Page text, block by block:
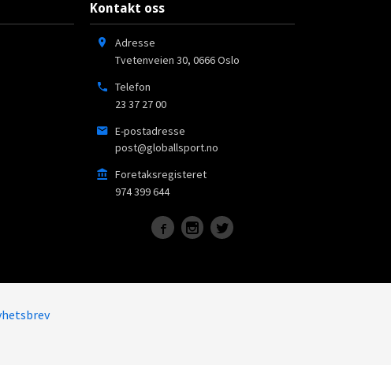
Kontakt oss
Adresse
Tvetenveien 30, 0666Oslo
Telefon
23 37 27 00
E-postadresse
post@globallsport.no
Foretaksregisteret
974 399 644